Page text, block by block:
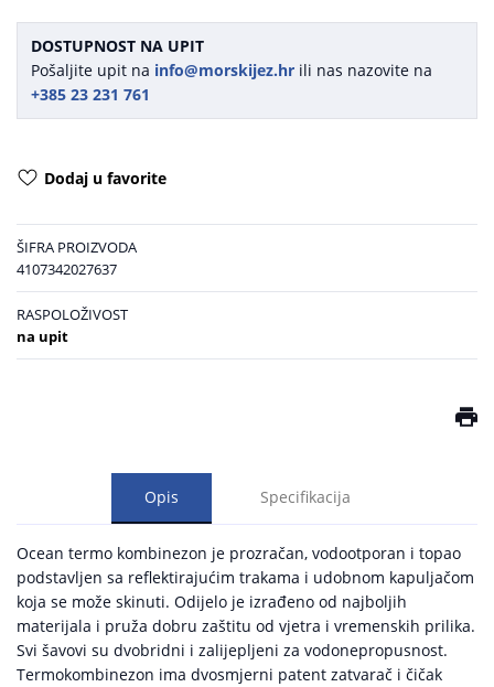
DOSTUPNOST NA UPIT
Pošaljite upit na info@morskijez.hr ili nas nazovite na
+385 23 231 761
Dodaj u favorite
ŠIFRA PROIZVODA
4107342027637
RASPOLOŽIVOST
na upit
Opis Specifikacija
Ocean termo kombinezon je prozračan, vodootporan i topao
podstavljen sa reflektirajućim trakama i udobnom kapuljačom
koja se može skinuti. Odijelo je izrađeno od najboljih
materijala i pruža dobru zaštitu od vjetra i vremenskih prilika.
Svi šavovi su dvobridni i zalijepljeni za vodonepropusnost.
Termokombinezon ima dvosmjerni patent zatvarač i čičak